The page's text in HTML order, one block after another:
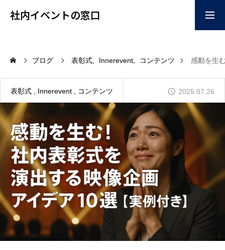
社内イベントの窓口
home
企画
コンテンツ
イベント会場
イベラク
ブログ 表彰式 Innerevent コンテンツ 感動を生
表彰式 Innerevent コンテンツ 2025.07.26